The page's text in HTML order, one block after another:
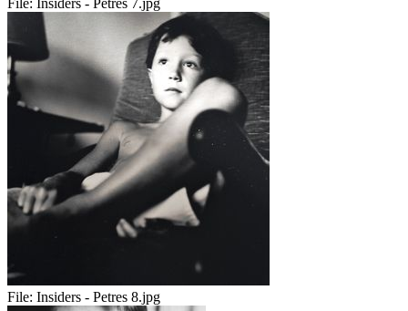
File: Insiders - Petres 7.jpg
File: Insiders - Petres 8.jpg